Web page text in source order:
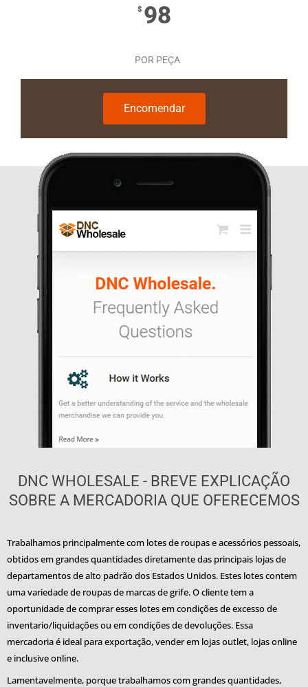
$ 98
POR PEÇA
Encomendar
DNC WHOLESALE - BREVE EXPLICAÇÃO
SOBRE A MERCADORIA QUE OFERECEMOS
Trabalhamos principalmente com lotes de roupas e acessórios pessoais,
obtidos em grandes quantidades diretamente das principais lojas de
departamentos de alto padrão dos Estados Unidos. Estes lotes contem
uma variedade de roupas de marcas de grife. O cliente tem a
oportunidade de comprar esses lotes em condições de excesso de
inventario/liquidações ou em condições de devoluções. Essa
mercadoria é ideal para exportação, vender em lojas outlet, lojas online
e inclusive online.
Lamentavelmente, porque trabalhamos com grandes quantidades,